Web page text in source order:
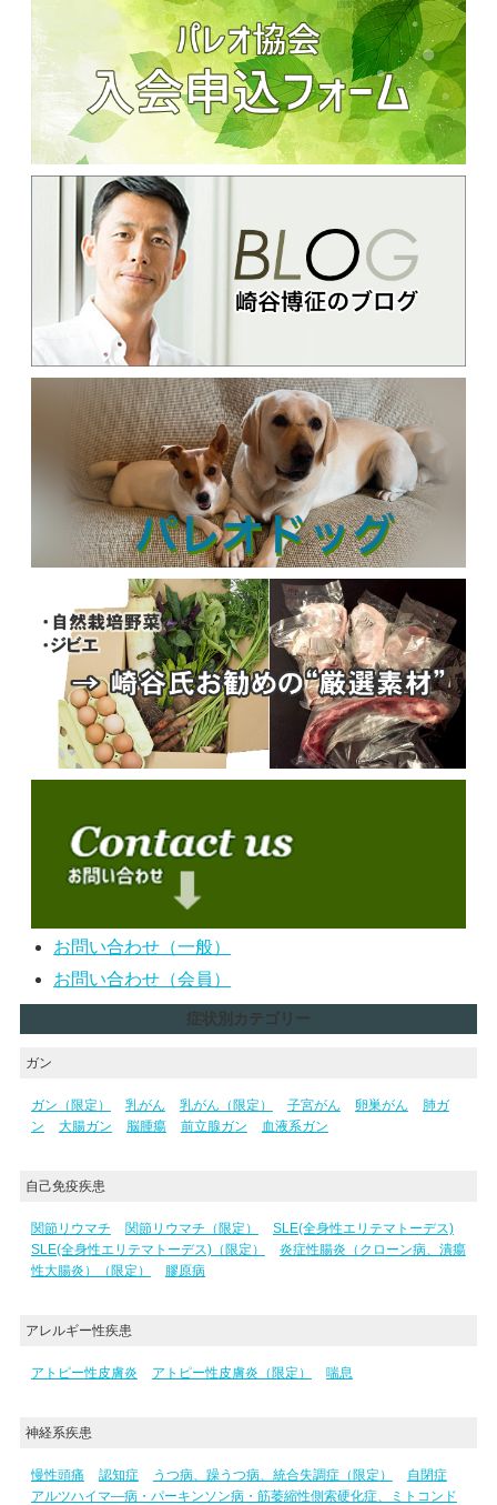
お問い合わせ（一般）
お問い合わせ（会員）
症状別カテゴリー
ガン
ガン（限定） 乳がん 乳がん（限定） 子宮がん 卵巣がん
肺ガ
ン
大腸ガン 脳腫瘍 前立腺ガン 血液系ガン
自己免疫疾患
関節リウマチ 関節リウマチ（限定）
SLE(全身性エリテマトーデス)
SLE(全身性エリテマトーデス)（限定）
炎症性腸炎（クローン病、潰瘍
性大腸炎）（限定）
膠原病
アレルギー性疾患
アトピー性皮膚炎 アトピー性皮膚炎（限定） 喘息
神経系疾患
慢性頭痛 認知症 うつ病、躁うつ病、統合失調症（限定）
自閉症
アルツハイマ―病・パーキンソン病・筋萎縮性側索硬化症、ミトコンド